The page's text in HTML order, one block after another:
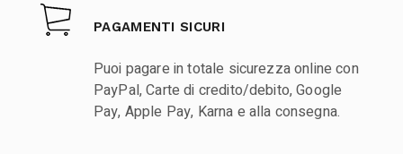
PAGAMENTI SICURI
Puoi pagare in totale sicurezza online con
PayPal, Carte di credito/debito, Google
Pay, Apple Pay, Karna e alla consegna.